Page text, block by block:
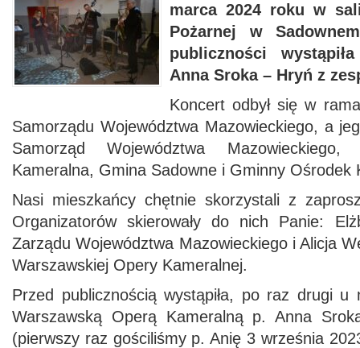
marca 2024 roku w
Pożarnej w
publiczności
Anna Sroka – Hryń z
Koncert odbył się w
Samorządu Województwa Mazowieckiego, a
Samorząd Województwa
Kameralna, Gmina Sadowne i Gminny Ośrodek
Nasi mieszkańcy chętnie skorzystali z
Organizatorów skierowały do nich Panie:
Zarządu Województwa Mazowieckiego i Alicja
Warszawskiej Opery Kameralnej.
Przed publicznością wystąpiła, po raz drugi u
Warszawską Operą Kameralną p. Anna
(pierwszy raz gościliśmy p. Anię 3 września